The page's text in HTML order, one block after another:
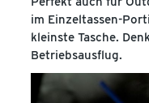
im Einzeltassen-
kleinste Tasche.
Betriebsausflug.